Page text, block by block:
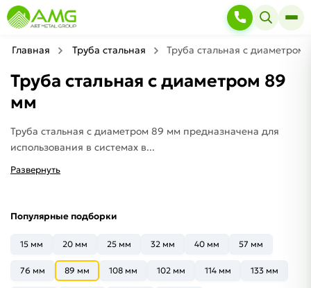
Главная Труба стальная Труба стальная с диаметром
Труба стальная с диаметром 89
мм
Труба стальная с диаметром 89 мм предназначена для
использования в системах в...
Развернуть
Популярные подборки
15 мм 20 мм 25 мм 32 мм 40 мм 57 мм
76 мм 89 мм 108 мм 102 мм 114 мм 133 мм